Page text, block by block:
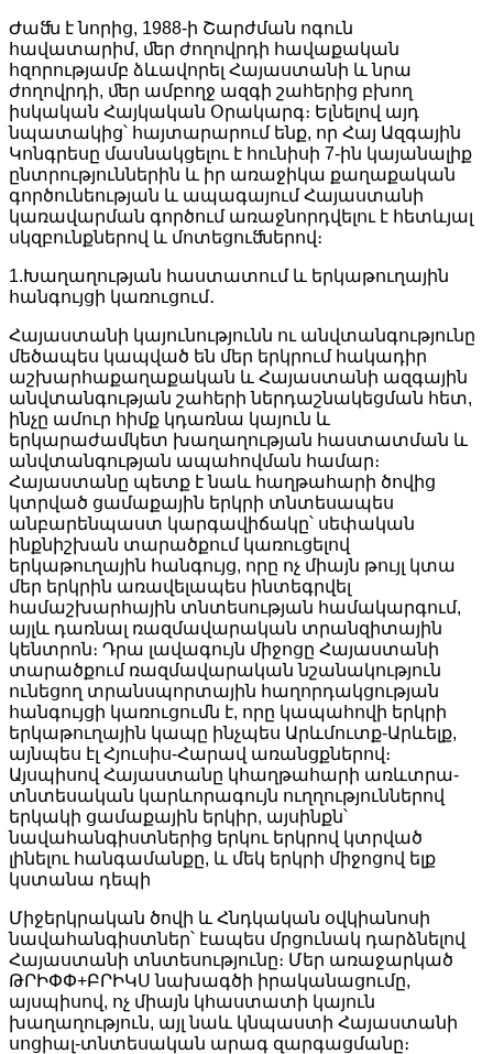
Ժաﬓ է նորից, 1988-ի Շարժման ոգուն
հավատարիմ, ﬔր ժողովրդի հավաքական
հզորությամբ ձևավորել Հայաստանի և նրա
ժողովրդի, ﬔր ամբողջ ազգի շահերից բխող
իսկական Հայկական Օրակարգ։ Ելնելով այդ
նպատակից՝ հայտարարում ենք, որ Հայ Ազգային
Կոնգրեսը մասնակցելու է հունիսի 7-ին կայանալիք
ընտրություններին և իր առաջիկա քաղաքական
գործունեության և ապագայում Հայաստանի
կառավարման գործում առաջնորդվելու է հետևյալ
սկզբունքներով և մոտեցուﬓերով։
1.Խաղաղության հաստատում և երկաթուղային
հանգույցի կառուցում․
Հայաստանի կայունությունն ու անվտանգությունը
մեծապես կապված են մեր երկրում հակադիր
աշխարհաքաղաքական և Հայաստանի ազգային
անվտանգության շահերի ներդաշնակեցման հետ,
ինչը ամուր հիմք կդառնա կայուն և
երկարաժամկետ խաղաղության հաստատման և
անվտանգության ապահովման համար։
Հայաստանը պետք է նաև հաղթահարի ծովից
կտրված ցամաքային երկրի տնտեսապես
անբարենպաստ կարգավիճակը՝ սեփական
ինքնիշխան տարածքում կառուցելով
երկաթուղային հանգույց, որը ոչ միայն թույլ կտա
մեր երկրին առավելապես ինտեգրվել
համաշխարհային տնտեսության համակարգում,
այլև դառնալ ռազմավարական տրանզիտային
կենտրոն։ Դրա լավագույն միջոցը Հայաստանի
տարածքում ռազմավարական նշանակություն
ունեցող տրանսպորտային հաղորդակցության
հանգույցի կառուցումն է, որը կապահովի երկրի
երկաթուղային կապը ինչպես Արևմուտք-Արևելք,
այնպես էլ Հյուսիս-Հարավ առանցքներով։
Այսպիսով Հայաստանը կհաղթահարի առևտրա-
տնտեսական կարևորագույն ուղղություններով
երկակի ցամաքային երկիր, այսինքն՝
նավահանգիստներից երկու երկրով կտրված
լինելու հանգամանքը, և մեկ երկրի միջոցով ելք
կստանա դեպի
Միջերկրական ծովի և Հնդկական օվկիանոսի
նավահանգիստներ՝ էապես մրցունակ դարձնելով
Հայաստանի տնտեսությունը։ Մեր առաջարկած
ԹՐԻՓՓ+ԲՐԻԿՍ նախագծի իրականացումը,
այսպիսով, ոչ միայն կհաստատի կայուն
խաղաղություն, այլ նաև կնպաստի Հայաստանի
սոցիալ-տնտեսական արագ զարգացմանը։